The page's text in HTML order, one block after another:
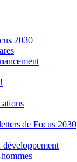
2030
de Focus 2030